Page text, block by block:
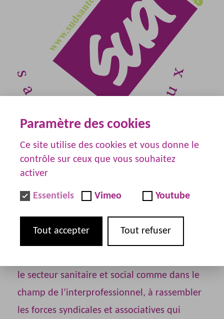
01 / 06 / 2022
le secteur sanitaire et social comme dans le
champ de l’interprofessionnel, à rassembler
les forces syndicales et associatives qui
Paramètre des cookies
Ce site utilise des cookies et vous donne le
contrôle sur ceux que vous souhaitez
activer
Essentiels Vimeo Youtube
Tout accepter Tout refuser